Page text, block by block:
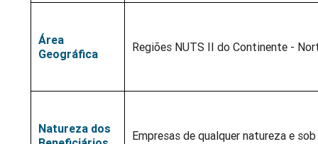
Área
Geográfica
Regiões NUTS II do Continente -
Natureza dos
Empresas de qualquer natureza e